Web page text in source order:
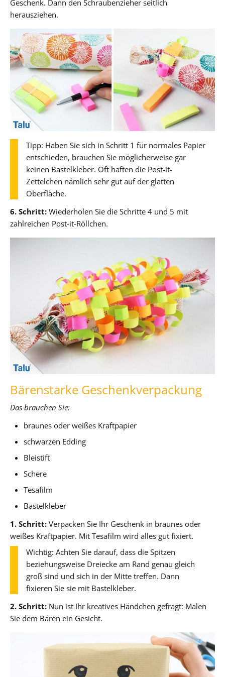
Geschenk. Dann den Schraubenzieher seitlich
herausziehen.
Tipp: Haben Sie sich in Schritt 1 für normales Papier
entschieden, brauchen Sie möglicherweise gar
keinen Bastelkleber. Oft haften die Post-it-
Zettelchen nämlich sehr gut auf der glatten
Oberfläche.
6. Schritt: Wiederholen Sie die Schritte 4 und 5 mit
zahlreichen Post-it-Röllchen.
Bärenstarke Geschenkverpackung
Das brauchen Sie:
braunes oder weißes Kraftpapier
schwarzen Edding
Bleistift
Schere
Tesafilm
Bastelkleber
1. Schritt: Verpacken Sie Ihr Geschenk in braunes oder
weißes Kraftpapier. Mit Tesafilm wird alles gut fixiert.
Wichtig: Achten Sie darauf, dass die Spitzen
beziehungsweise Dreiecke am Rand genau gleich
groß sind und sich in der Mitte treffen. Dann
fixieren Sie sie mit Bastelkleber.
2. Schritt: Nun ist Ihr kreatives Händchen gefragt: Malen
Sie dem Bären ein Gesicht.